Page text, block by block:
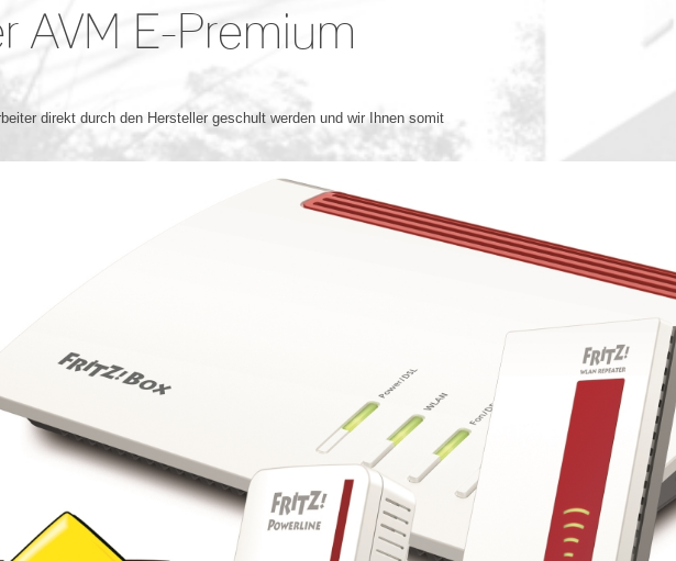
AVM E-Premium
direkt durch den Hersteller geschult werden und wir Ihnen somit